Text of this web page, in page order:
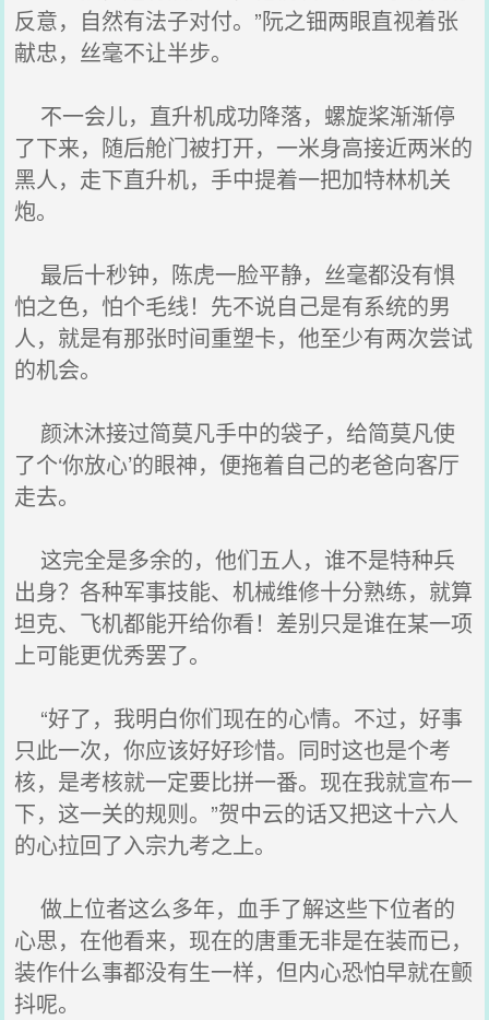
反意，自然有法子对付。”阮之钿两眼直视着张
献忠，丝毫不让半步。
不一会儿，直升机成功降落，螺旋桨渐渐停
了下来，随后舱门被打开，一米身高接近两米的
黑人，走下直升机，手中提着一把加特林机关
炮。
最后十秒钟，陈虎一脸平静，丝毫都没有惧
怕之色，怕个毛线！先不说自己是有系统的男
人，就是有那张时间重塑卡，他至少有两次尝试
的机会。
颜沐沐接过简莫凡手中的袋子，给简莫凡使
了个‘你放心’的眼神，便拖着自己的老爸向客厅
走去。
这完全是多余的，他们五人，谁不是特种兵
出身？各种军事技能、机械维修十分熟练，就算
坦克、飞机都能开给你看！差别只是谁在某一项
上可能更优秀罢了。
“好了，我明白你们现在的心情。不过，好事
只此一次，你应该好好珍惜。同时这也是个考
核，是考核就一定要比拼一番。现在我就宣布一
下，这一关的规则。”贺中云的话又把这十六人
的心拉回了入宗九考之上。
做上位者这么多年，血手了解这些下位者的
心思，在他看来，现在的唐重无非是在装而已，
装作什么事都没有生一样，但内心恐怕早就在颤
抖呢。